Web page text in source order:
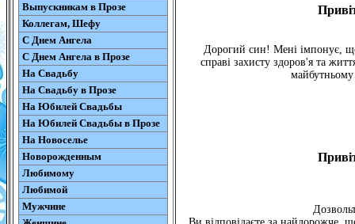
Выпускникам в Прозе
Коллегам, Шефу
С Днем Ангела
С Днем Ангела в Прозе
На Свадьбу
На Свадьбу в Прозе
На Юбилей Свадьбы
На Юбилей Свадьбы в Прозе
На Новоселье
Новорожденным
Любимому
Любимой
Мужчине
Дорогий син! Мені імпонує,
справі захисту здоров'я та